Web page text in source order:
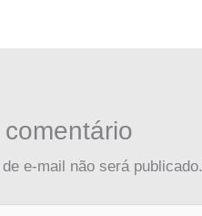
e-mail não será publicado.